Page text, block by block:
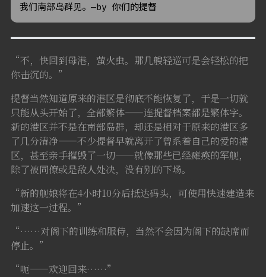
我们南部岛群见。—by 你们的提督
“不，快回到母港，萤火虫。那几艘轻巡可是会轻松的把
你击沉的。”
提督当然知道原来的港区是彻底不能恢复了，于是一切就
只能从头开始了，全部繁体——连提督档案都是繁体字。
新的港区并不是在南部岛群，却还是相对于原来的港区多
了几分清净——不少提督早就离开了曾系着自己的爱的港
区，甚至亲手摧毁了一切——就像那些已经瘫痪的军舰，
除了被同僚或是敌人处决，没有别的下场。
“新的舰娘将在4小时10分后抵达码头，可使用快速建造来
加速这一过程。”
“……对阁下的训练和服侍，当然不会因为阁下的缺席而
停止。”
“呃——欢迎回来……”